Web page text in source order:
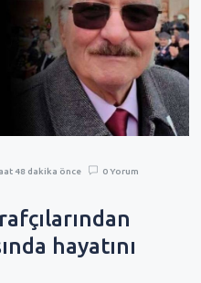
48 dakika önce 0 Yorum
hayatını